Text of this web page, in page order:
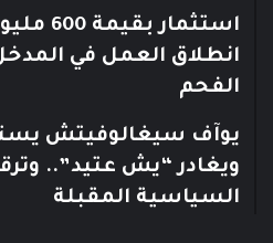
انطلاق العمل في
الفحم
يوآف سيغالوفيتش
ويغادر “يش عتيد”..
السياسية المقبلة